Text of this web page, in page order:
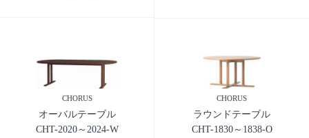
CHORUS
オーバルテーブル
CHT-2020～2024-W
CHORUS
ラウンドテーブル
CHT-1830～1838-O